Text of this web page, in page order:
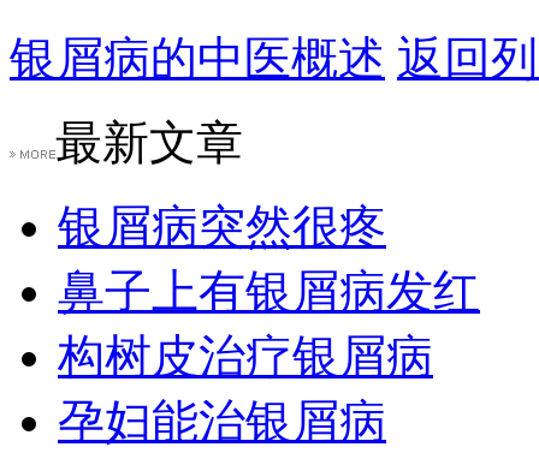
银屑病的中医概述 返回
最新文章
银屑病突然很疼
鼻子上有银屑病发红
构树皮治疗银屑病
孕妇能治银屑病